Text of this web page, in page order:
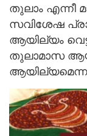
തുലാം എന്നീ
സവിശേഷ
ആയില്യം
തുലാമാസ